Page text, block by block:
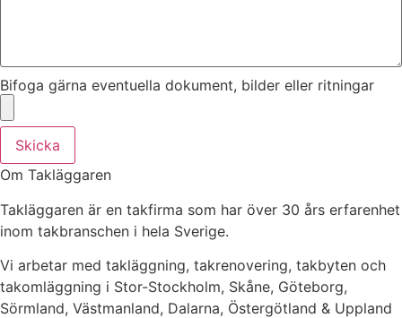
Bifoga gärna eventuella dokument, bilder eller ritningar
Skicka
Om Takläggaren
Takläggaren är en takfirma som har över 30 års erfarenhet
inom takbranschen i hela Sverige.
Vi arbetar med takläggning, takrenovering, takbyten och
takomläggning i Stor-Stockholm, Skåne, Göteborg,
Sörmland, Västmanland, Dalarna, Östergötland & Uppland